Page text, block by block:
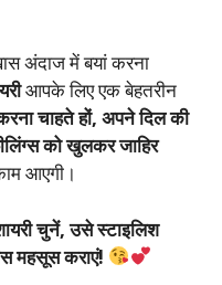
अंदाज में बयां करना
आपके लिए एक बेहतरीन
चाहते हों, अपने दिल की
को खुलकर जाहिर
आएगी।
चुनें, उसे स्टाइलिश
महसूस कराएं!